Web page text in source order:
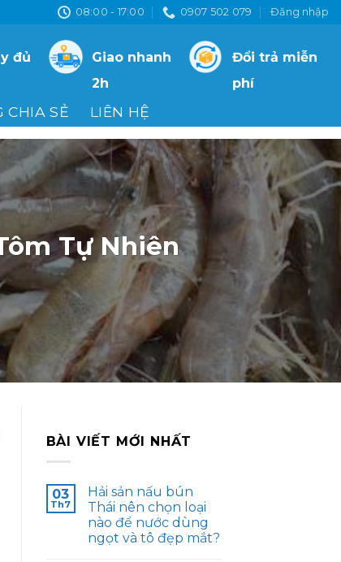
08:00 - 17:00 0907 502 079 Đăng nhập
đủ
Giao nhanh
2h
Đổi trả miễn
phí
CHIA SẺ LIÊN HỆ
Tự Nhiên
BÀI VIẾT MỚI NHẤT
03
Th7
Hải sản nấu bún
Thái nên chọn loại
nào để nước dùng
ngọt và tô đẹp mắt?